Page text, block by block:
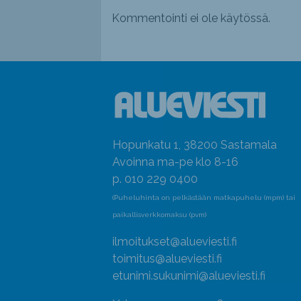
Kommentointi ei ole käytössä.
Hopunkatu 1, 38200 Sastamala
Avoinna ma-pe klo 8-16
p. 010 229 0400
(Puheluhinta on pelkästään matkapuhelu (mpm) tai
paikallisverkkomaksu (pvm)
ilmoitukset@alueviesti.fi
toimitus@alueviesti.fi
etunimi.sukunimi@alueviesti.fi